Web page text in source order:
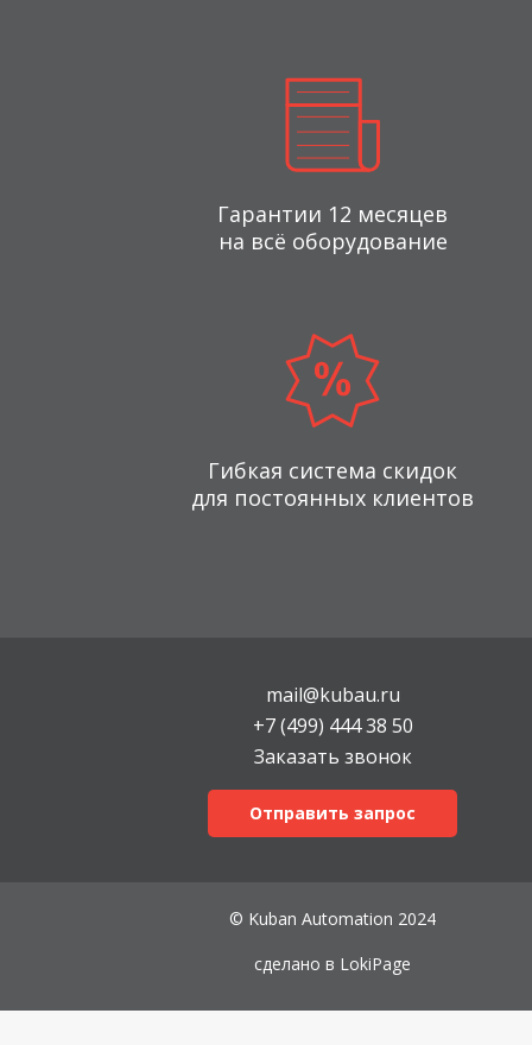
Гарантии 12 месяцев
на всё оборудование
Гибкая система скидок
для постоянных клиентов
mail@kubau.ru
+7 (499) 444 38 50
Заказать звонок
Отправить запрос
© Kuban Automation 2024
сделано в LokiPage